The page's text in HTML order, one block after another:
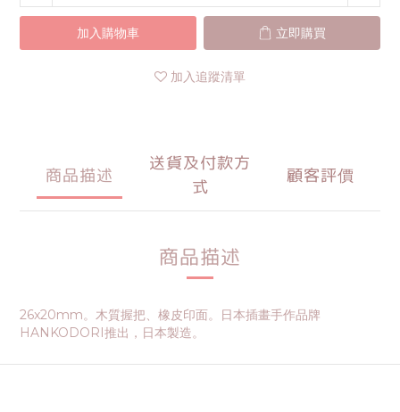
加入購物車 立即購買
加入追蹤清單
商品描述
送貨及付款方
式
顧客評價
商品描述
26x20mm。木質握把、橡皮印面。日本插畫手作品牌
HANKODORI推出，日本製造。